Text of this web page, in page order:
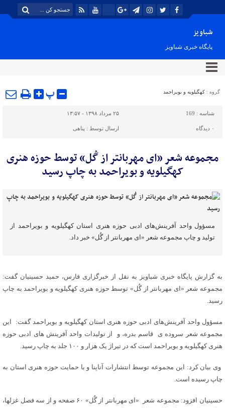
شباویز
پایگاه خبری شباویز
گروه : کهگیلویه و بویراحمد پ
شناسه : 169 ۲۵ مرداد ۱۳۹۸ - ۱۳:۵۷
۰ دیدگاه ارسال توسط : پناهی
مجموعه شعر «ای مهربانتر از گُل» توسط حوزه هنری
کهگیلویه و بویراحمد به چاپ رسید
مسؤول واحد آفرینش‌های ادبی حوزه هنری استان کهگیلویه و بویراحمد از
تولید و چاپ مجموعه شعر «ای مهربانتر از گُل» خبر داد.
به گزارش پایگاه خبری شباویز به نقل از خبرگزاری فارس، حمید حسینیان گفت:
مجموعه شعر «ای مهربانتر از گُل» توسط حوزه هنری کهگیلویه و بویراحمد به چاپ
رسید.
مسؤول واحد آفرینش‌های ادبی حوزه هنری استان کهگیلویه و بویراحمد گفت: این
مجموعه شعر سروده ی قاسم بدره، و از تولیدات واحد آفرینش های ادبی حوزه
هنری کهگیلویه و بویراحمد است که در تیراژ یک هزار و ۱۰۰ جلد به چاپ رسید.
وی بیان کرد: این مجموعه توسط انتشارات آناپنا و با حمایت حوزه هنری استان به
چاپ رسیده است.
حسینیان افزود: مجموعه شعر «ای مهربانتر از گُل» ۶۰ صفحه و از سه فصل غزلها،